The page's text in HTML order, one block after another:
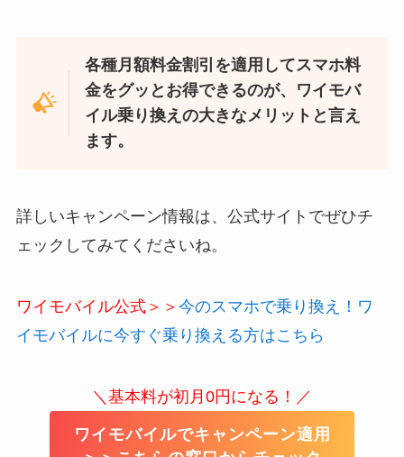
各種月額料金割引を適用してスマホ料
金をグッとお得できるのが、ワイモバ
イル乗り換えの大きなメリットと言え
ます。
詳しいキャンペーン情報は、公式サイトでぜひチ
ェックしてみてくださいね。
ワイモバイル公式＞＞ 今のスマホで乗り換え！ワ
イモバイルに今すぐ乗り換える方はこちら
＼基本料が初月0円になる！／
ワイモバイルでキャンペーン適用